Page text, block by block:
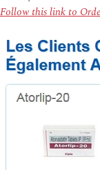
Follow this link to